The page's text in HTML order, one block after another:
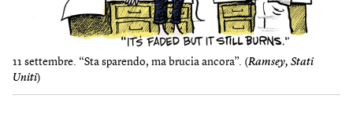
11 settembre. “Sta sparendo, ma brucia ancora”. (Ramsey, Stati
Uniti)